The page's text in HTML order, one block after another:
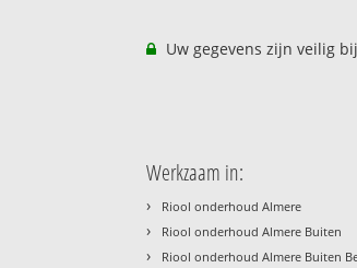
Uw gegevens zijn veilig
Werkzaam in:
› Riool onderhoud Almere
› Riool onderhoud Almere Buiten
› Riool onderhoud Almere Buiten